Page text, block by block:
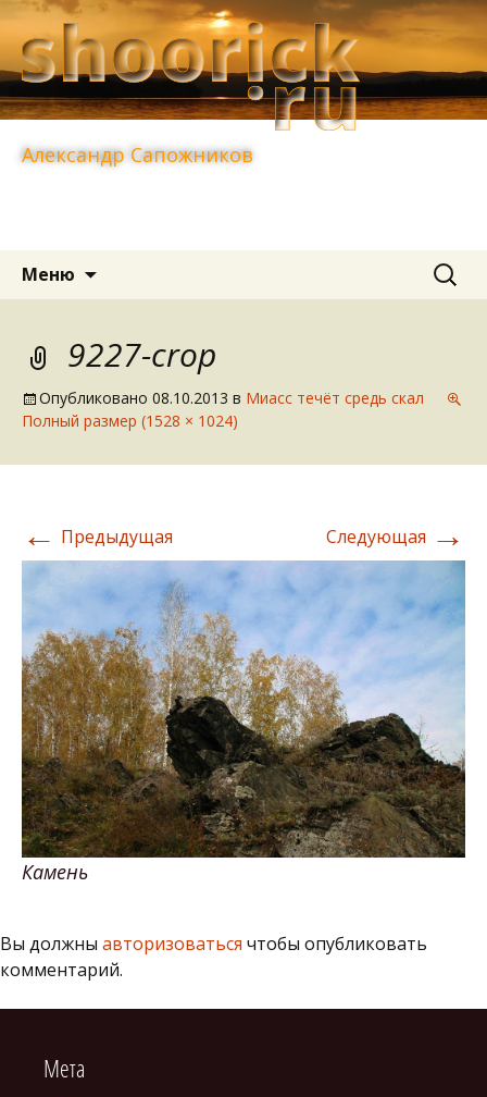
Александр Сапожников
Меню Найти:
9227-crop
Опубликовано 08.10.2013 в Миасс течёт средь скал
Полный размер (1528 × 1024)
← Предыдущая Следующая →
Камень
Вы должны авторизоваться чтобы опубликовать
комментарий.
Мета